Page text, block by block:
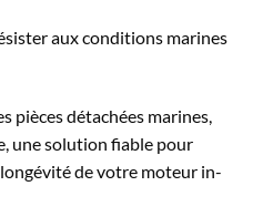
aux conditions marines
pièces détachées marines,
une solution fiable pour
de votre moteur in-